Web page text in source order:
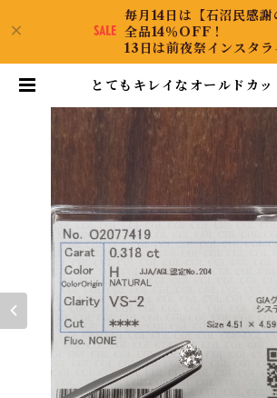
毎月14日は【石沼民感謝
全品14％OFF！
13日は前夜祭インスタラ
とてもキレイなオールドカッ